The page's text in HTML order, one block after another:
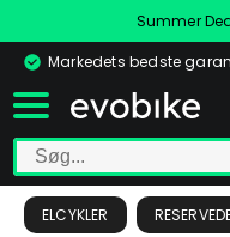
Summer
Markedets bedste
ELCYKLER